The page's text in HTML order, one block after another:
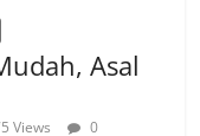
Asal
Views
0